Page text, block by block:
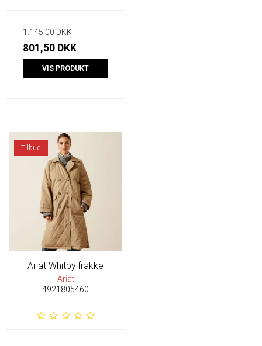
1.145,00 DKK
801,50 DKK
VIS PRODUKT
Tilbud
Ariat Whitby frakke
Ariat
4921805460